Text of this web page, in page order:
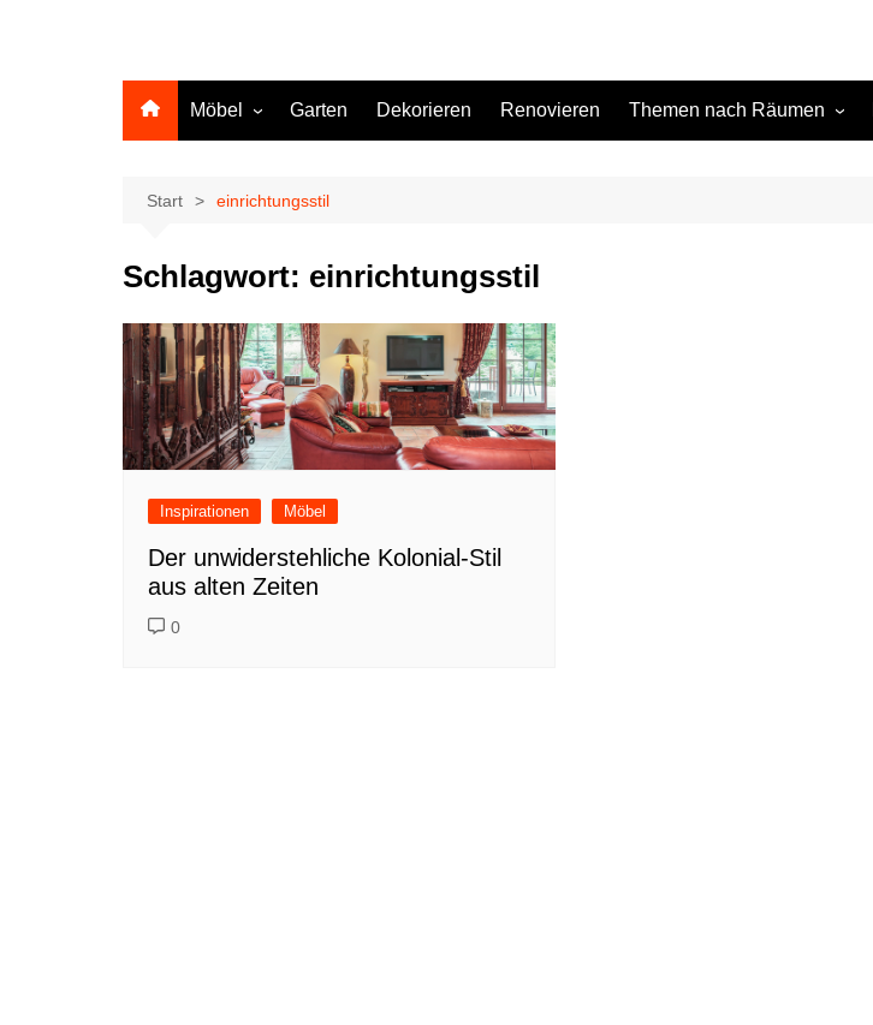
Möbel Garten Dekorieren Renovieren Themen nach Räumen
Start einrichtungsstil
Schlagwort: einrichtungsstil
Inspirationen Möbel
Der unwiderstehliche Kolonial-Stil
aus alten Zeiten
0